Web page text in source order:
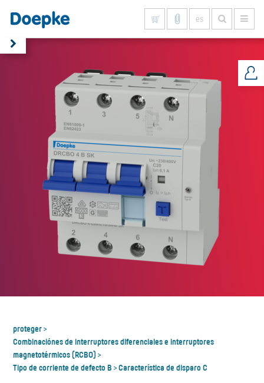
es
proteger>
Combinaciónes de interruptores diferenciales e interruptores
magnetotérmicos (RCBO) >
Tipo de corriente de defecto B >Característica de disparo C